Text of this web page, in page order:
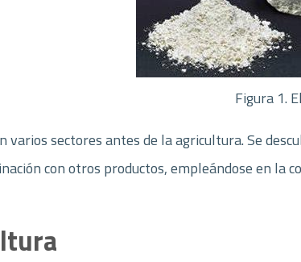
Figura 1.
sectores antes de la agricultura. Se
con otros productos, empleándose en la